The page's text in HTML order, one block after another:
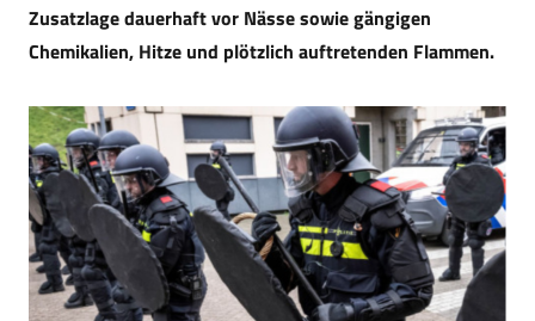
Zusatzlage dauerhaft vor Nässe sowie gängigen
Chemikalien, Hitze und plötzlich auftretenden Flammen.